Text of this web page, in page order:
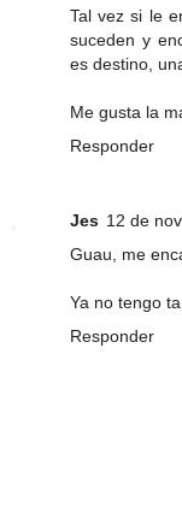
Tal vez si le
suceden y
es destino,
Me gusta la
Responder
Jes 12 de
Guau, me
Ya no tengo
Responder